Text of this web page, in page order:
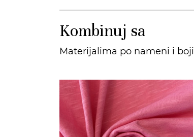
Kombinuj sa
Materijalima po nameni i boji